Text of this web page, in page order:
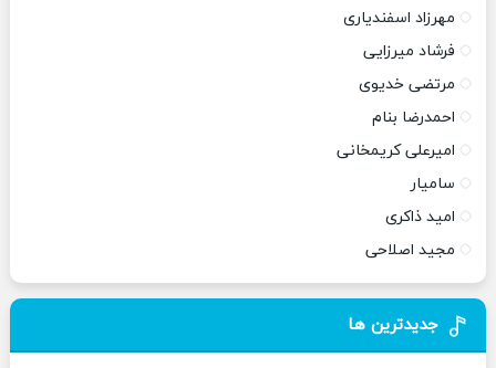
مهرزاد اسفندیاری
فرشاد میرزایی
مرتضی خدیوی
احمدرضا بنام
امیرعلی کریمخانی
سامیار
امید ذاکری
مجید اصلاحی
جدیدترین ها